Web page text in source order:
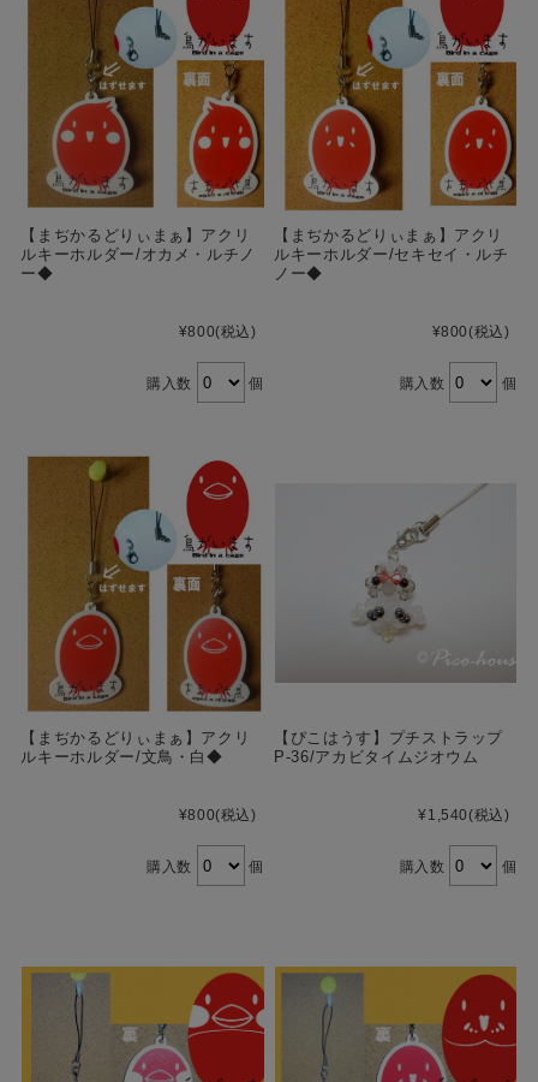
【まぢかるどりぃまぁ】アクリ
ルキーホルダー/オカメ・ルチノ
ー◆
¥800(税込)
購入数 個
【まぢかるどりぃまぁ】アクリ
ルキーホルダー/セキセイ・ルチ
ノー◆
¥800(税込)
購入数 個
【まぢかるどりぃまぁ】アクリ
ルキーホルダー/文鳥・白◆
¥800(税込)
購入数 個
【ぴこはうす】プチストラップ
P-36/アカビタイムジオウム
¥1,540(税込)
購入数 個